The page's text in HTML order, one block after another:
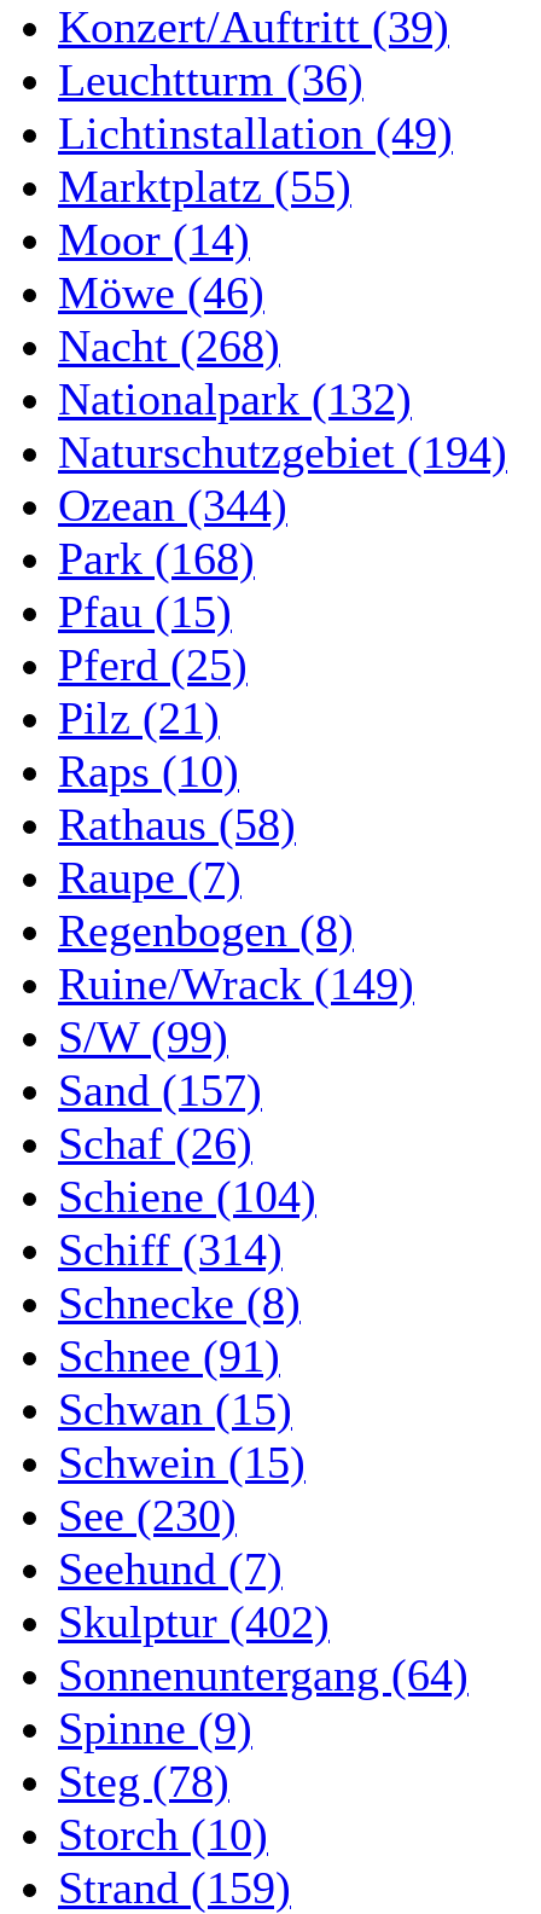
Konzert/Auftritt (39)
Leuchtturm (36)
Lichtinstallation (49)
Marktplatz (55)
Moor (14)
Möwe (46)
Nacht (268)
Nationalpark (132)
Naturschutzgebiet (194)
Ozean (344)
Park (168)
Pfau (15)
Pferd (25)
Pilz (21)
Raps (10)
Rathaus (58)
Raupe (7)
Regenbogen (8)
Ruine/Wrack (149)
S/W (99)
Sand (157)
Schaf (26)
Schiene (104)
Schiff (314)
Schnecke (8)
Schnee (91)
Schwan (15)
Schwein (15)
See (230)
Seehund (7)
Skulptur (402)
Sonnenuntergang (64)
Spinne (9)
Steg (78)
Storch (10)
Strand (159)